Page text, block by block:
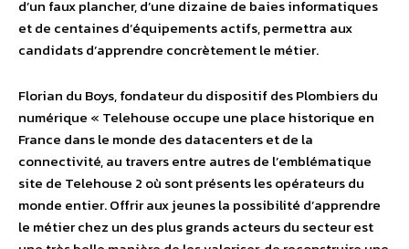
d’un faux plancher, d’une dizaine de baies informatiques
et de centaines d’équipements actifs, permettra aux
candidats d’apprendre concrètement le métier.
Florian du Boys, fondateur du dispositif des Plombiers du
numérique « Telehouse occupe une place historique en
France dans le monde des datacenters et de la
connectivité, au travers entre autres de l’emblématique
site de Telehouse 2 où sont présents les opérateurs du
monde entier. Offrir aux jeunes la possibilité d’apprendre
le métier chez un des plus grands acteurs du secteur est